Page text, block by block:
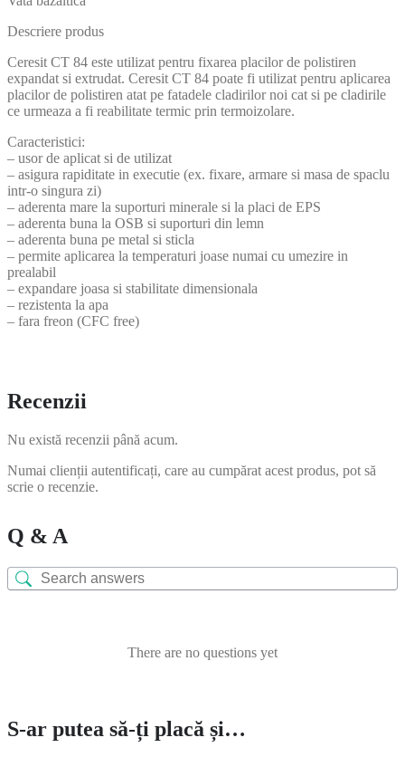
Descriere produs
Ceresit CT 84 este utilizat pentru fixarea placilor de polistiren
expandat si extrudat. Ceresit CT 84 poate fi utilizat pentru aplicarea
placilor de polistiren atat pe fatadele cladirilor noi cat si pe cladirile
ce urmeaza a fi reabilitate termic prin termoizolare.
Caracteristici:
– usor de aplicat si de utilizat
– asigura rapiditate in executie (ex. fixare, armare si masa de spaclu
intr-o singura zi)
– aderenta mare la suporturi minerale si la placi de EPS
– aderenta buna la OSB si suporturi din lemn
– aderenta buna pe metal si sticla
– permite aplicarea la temperaturi joase numai cu umezire in
prealabil
– expandare joasa si stabilitate dimensionala
– rezistenta la apa
– fara freon (CFC free)
Recenzii
Nu există recenzii până acum.
Numai clienții autentificați, care au cumpărat acest produs, pot să
scrie o recenzie.
Q & A
There are no questions yet
S-ar putea să-ți placă și…